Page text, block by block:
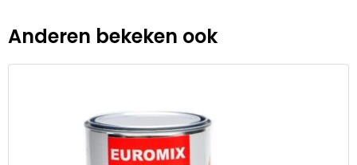
Anderen bekeken ook